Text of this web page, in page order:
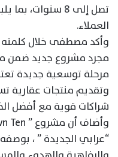
تصل إلى 8
العملاء.
مجرد مشروع جديد ضمن
مرحلة توسعية جديدة
وتقديم منتجات عقارية
شراكات قوية مع أفضل
“عرابي الجديدة ” ،